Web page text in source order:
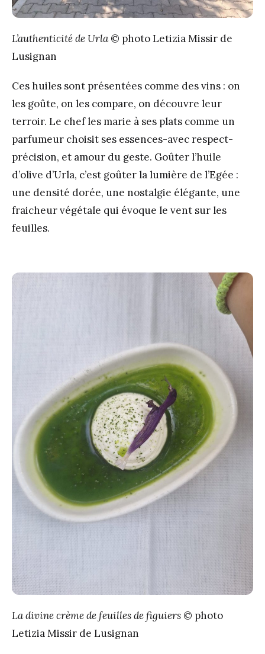
L’authenticité de Urla © photo Letizia Missir de
Lusignan
Ces huiles sont présentées comme des vins : on
les goûte, on les compare, on découvre leur
terroir. Le chef les marie à ses plats comme un
parfumeur choisit ses essences-avec respect-
précision, et amour du geste. Goûter l’huile
d’olive d’Urla, c’est goûter la lumière de l’Egée :
une densité dorée, une nostalgie élégante, une
fraicheur végétale qui évoque le vent sur les
feuilles.
La divine crème de feuilles de figuiers © photo
Letizia Missir de Lusignan